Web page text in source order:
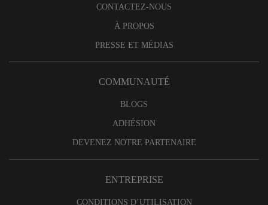
CONTACTEZ-NOUS
À PROPOS
PRESSE ET MÉDIAS
COMMUNAUTÉ
BLOGS
ADHÉSION
DEVENEZ NOTRE PARTENAIRE
ENTREPRISE
CONDITIONS D’UTILISATION